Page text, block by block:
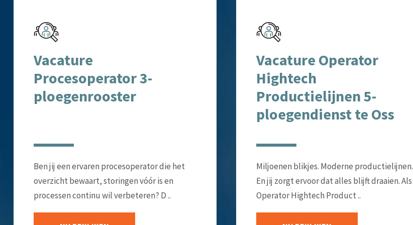
Vacature
Procesoperator 3-
ploegenrooster
Ben jij een ervaren procesoperator die het
overzicht bewaart, storingen vóór is en
processen continu wil verbeteren? D ..
Vacature Operator
Hightech
Productielijnen 5-
ploegendienst te Oss
Miljoenen blikjes. Moderne productielijnen.
En jij zorgt ervoor dat alles blijft draaien. Als
Operator Hightech Product ..